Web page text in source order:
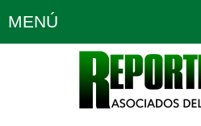
MENÚ
Política Opinión
Planeta Tierra